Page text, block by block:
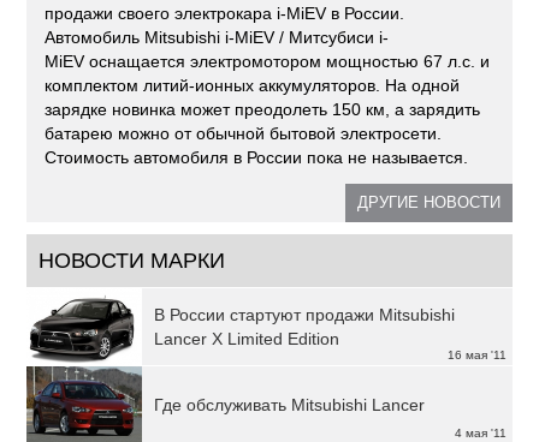
продажи своего электрокара i-MiEV в России.
Автомобиль Mitsubishi i-MiEV / Митсубиси i-
MiEV оснащается электромотором мощностью 67 л.с. и
комплектом литий-ионных аккумуляторов. На одной
зарядке новинка может преодолеть 150 км, а зарядить
батарею можно от обычной бытовой электросети.
Стоимость автомобиля в России пока не называется.
ДРУГИЕ НОВОСТИ
НОВОСТИ МАРКИ
16 мая '11
В России стартуют продажи Mitsubishi
Lancer X Limited Edition
4 мая '11
Где обслуживать Mitsubishi Lancer